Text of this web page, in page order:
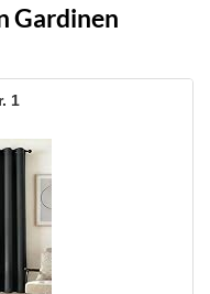
Gardinen
1